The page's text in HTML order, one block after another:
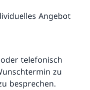
Angebot
oder telefonisch
zu
besprechen.